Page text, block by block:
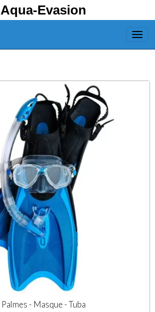
Aqua-Evasion
Palmes - Masque - Tuba